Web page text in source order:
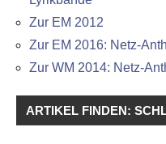
Zur EM 2012
Zur EM 2016: Netz-
Zur WM 2014: Netz-
ARTIKEL FINDEN: